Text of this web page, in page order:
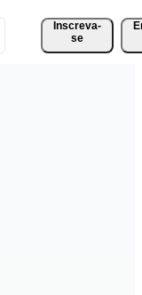
Inscreva-
se